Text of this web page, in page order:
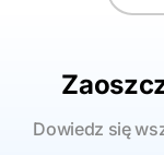
Dowiedz się